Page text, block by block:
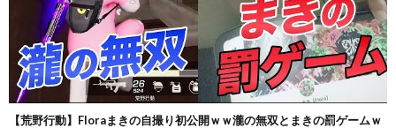
【荒野行動】Floraまきの自撮り初公開ｗｗ瀧の無双とまきの罰ゲームｗ